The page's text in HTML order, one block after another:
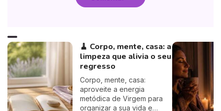
🧹 Corpo, mente, casa: a
limpeza que alivia o seu
regresso
Corpo, mente, casa:
aproveite a energia
metódica de Virgem para
organizar a sua vida e